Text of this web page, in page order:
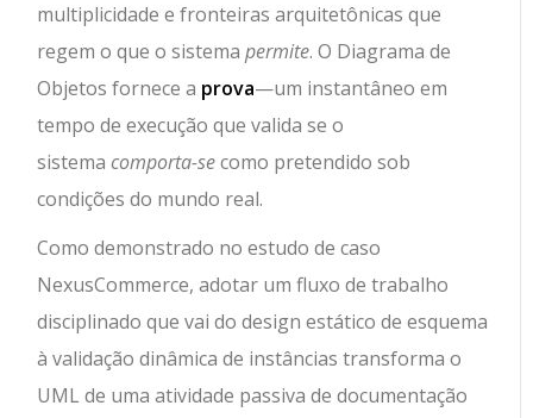
multiplicidade e fronteiras arquitetônicas que
regem o que o sistemapermite. O Diagrama de
Objetos fornece a prova—um instantâneo em
tempo de execução que valida se o
sistemacomporta-secomo pretendido sob
condições do mundo real.
Como demonstrado no estudo de caso
NexusCommerce, adotar um fluxo de trabalho
disciplinado que vai do design estático de esquema
à validação dinâmica de instâncias transforma o
UML de uma atividade passiva de documentação